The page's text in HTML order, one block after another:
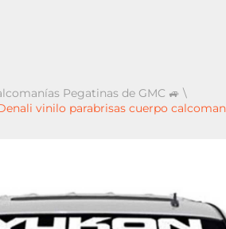
Pegatinas de GMC 🚙 \
vinilo parabrisas cuerpo